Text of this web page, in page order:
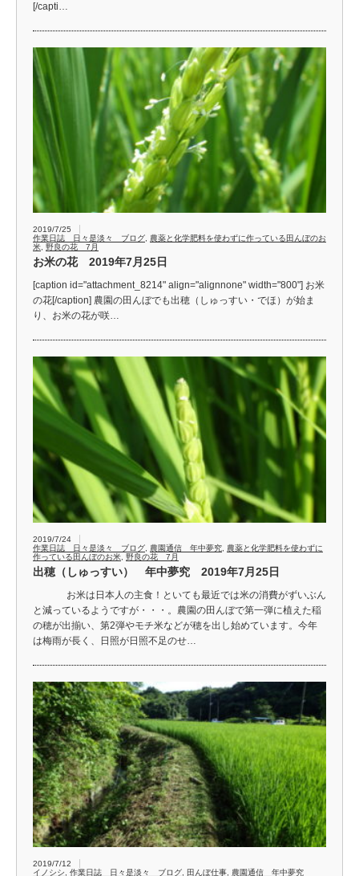
[/capti…
2019/7/25
作業日誌 日々是淡々 ブログ, 農薬と化学肥料を使わずに作っている田んぼのお
米, 野良の花 7月
お米の花 2019年7月25日
[caption id="attachment_8214" align="alignnone" width="800"] お米
の花[/caption] 農園の田んぼでも出穂（しゅっすい・でほ）が始ま
り、お米の花が咲…
2019/7/24
作業日誌 日々是淡々 ブログ
農園通信 年中夢究
農薬と化学肥料を使わずに
作っている田んぼのお米 野良の花 7月
出穂（しゅっすい） 年中夢究 2019年7月25日
お米は日本人の主食！といても最近では米の消費がずいぶん
と減っているようですが・・・。農園の田んぼで第一弾に植えた稲
の穂が出揃い、第2弾やモチ米などが穂を出し始めています。今年
は梅雨が長く、日照が日照不足のせ…
2019/7/12
イノシシ
作業日誌 日々是淡々 ブログ 田んぼ仕事 農園通信 年中夢究